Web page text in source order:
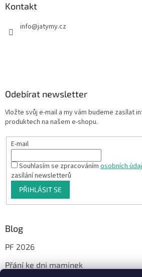
Kontakt
info@jatymy.cz
Odebírat newsletter
Vložte svůj e-mail a my vám budeme zasílat
produktech na našem e-shopu.
E-mail
Souhlasím se zpracovánímosobních
zasílání newsletterů
PŘIHLÁSIT SE
Blog
PF 2026
Přání ke dni maminek